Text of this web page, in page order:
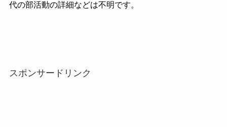
代の部活動の詳細などは不明です。
スポンサードリンク